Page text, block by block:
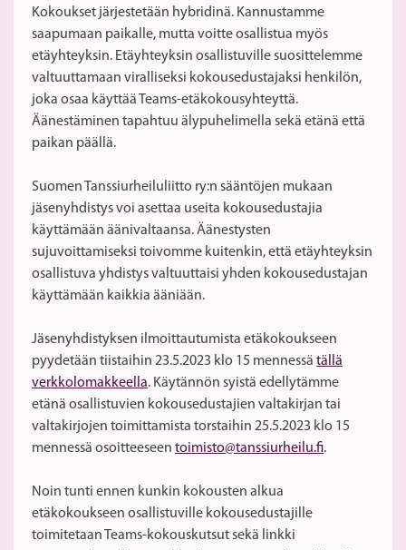
Kokoukset järjestetään hybridinä. Kannustamme
saapumaan paikalle, mutta voitte osallistua myös
etäyhteyksin. Etäyhteyksin osallistuville suosittelemme
valtuuttamaan viralliseksi kokousedustajaksi henkilön,
joka osaa käyttää Teams-etäkokousyhteyttä.
Äänestäminen tapahtuu älypuhelimella sekä etänä että
paikan päällä.
Suomen Tanssiurheiluliitto ry:n sääntöjen mukaan
jäsenyhdistys voi asettaa useita kokousedustajia
käyttämään äänivaltaansa. Äänestysten
sujuvoittamiseksi toivomme kuitenkin, että etäyhteyksin
osallistuva yhdistys valtuuttaisi yhden kokousedustajan
käyttämään kaikkia ääniään.
Jäsenyhdistyksen ilmoittautumista etäkokoukseen
pyydetään tiistaihin 23.5.2023 klo 15 mennessä tällä
verkkolomakkeella. Käytännön syistä edellytämme
etänä osallistuvien kokousedustajien valtakirjan tai
valtakirjojen toimittamista torstaihin 25.5.2023 klo 15
mennessä osoitteeseen toimisto@tanssiurheilu.fi.
Noin tunti ennen kunkin kokousten alkua
etäkokoukseen osallistuville kokousedustajille
toimitetaan Teams-kokouskutsut sekä linkki